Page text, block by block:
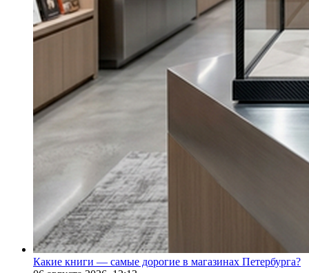
Какие книги — самые дорогие в магазинах Петербурга?